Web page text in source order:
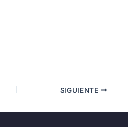
SIGUIENTE